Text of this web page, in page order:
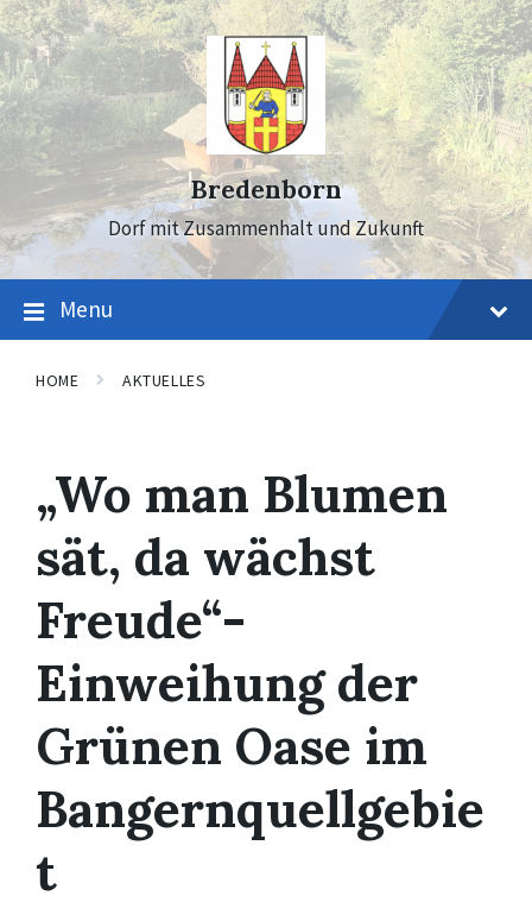
Skip
to
content
Skip
to
main
navigation
Skip
to
footer
Bredenborn
Dorf mit Zusammenhalt und Zukunft
Menu
HOME AKTUELLES
„Wo man Blumen
sät, da wächst
Freude“-
Einweihung der
Grünen Oase im
Bangernquellgebie
t